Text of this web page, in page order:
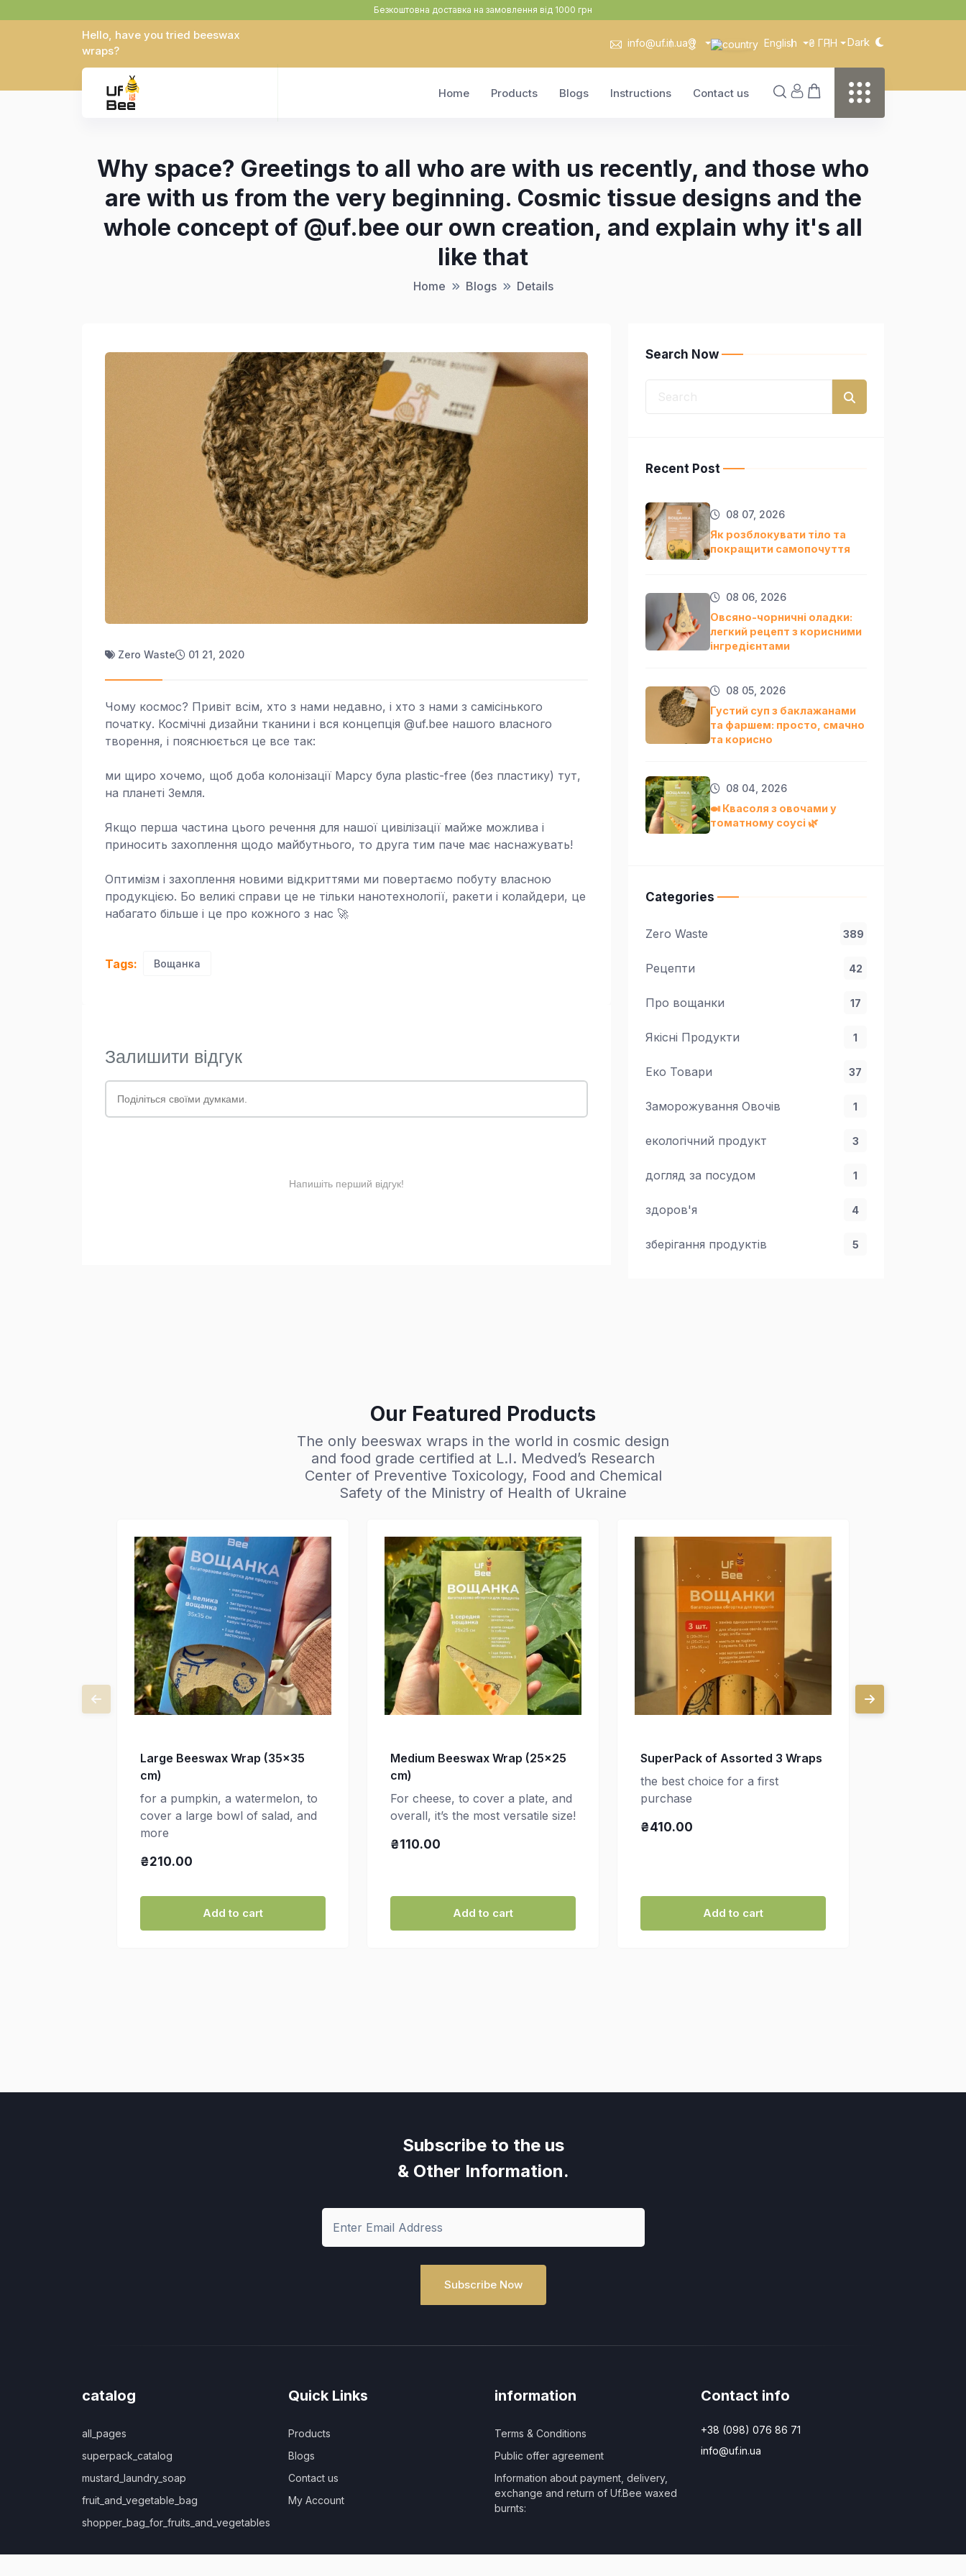
Безкоштовна доставка на замовлення від 1000 грн
Hello, have you tried beeswax
wraps?
info@uf.in.ua English ₴ ГРН Dark
Home Products Blogs Instructions Contact us
Why space? Greetings to all who are with us recently, and those who
are with us from the very beginning. Cosmic tissue designs and the
whole concept of @uf.bee our own creation, and explain why it's all
like that
Home Blogs Details
Zero Waste 01 21, 2020
Чому космос? Привіт всім, хто з нами недавно, і хто з нами з самісінького
початку. Космічні дизайни тканини і вся концепція @uf.bee нашого власного
творення, і пояснюється це все так:
ми щиро хочемо, щоб доба колонізації Марсу була plastic-free (без пластику) тут,
на планеті Земля.
Якщо перша частина цього речення для нашої цивілізації майже можлива і
приносить захоплення щодо майбутнього, то друга тим паче має наснажувать!
Оптимізм і захоплення новими відкриттями ми повертаємо побуту власною
продукцією. Бо великі справи це не тільки нанотехнології, ракети і колайдери, це
набагато більше і це про кожного з нас 🚀
Tags: Вощанка
Search Now
Recent Post
08 07, 2026
Як розблокувати тіло та
покращити самопочуття
08 06, 2026
Овсяно-чорничні оладки:
легкий рецепт з корисними
інгредієнтами
08 05, 2026
Густий суп з баклажанами
та фаршем: просто, смачно
та кориснo
08 04, 2026
🍛 Квасоля з овочами у
томатному соусі 🌿
Categories
Zero Waste 389
Рецепти 42
Про вощанки 17
Якісні Продукти 1
Еко Товари 37
Заморожування Овочів 1
екологічний продукт 3
догляд за посудом 1
здоров'я 4
зберігання продуктів 5
Our Featured Products
The only beeswax wraps in the world in cosmic design
and food grade certified at L.I. Medved’s Research
Center of Preventive Toxicology, Food and Chemical
Safety of the Ministry of Health of Ukraine
Large Beeswax Wrap (35x35
cm)
for a pumpkin, a watermelon, to
cover a large bowl of salad, and
more
₴210.00
Add to cart
Medium Beeswax Wrap (25×25
cm)
For cheese, to cover a plate, and
overall, it’s the most versatile size!
₴110.00
Add to cart
SuperPack of Assorted 3 Wraps
the best choice for a first
purchase
₴410.00
Add to cart
Subscribe to the us
& Other Information.
Subscribe Now
catalog
all_pages
superpack_catalog
mustard_laundry_soap
fruit_and_vegetable_bag
shopper_bag_for_fruits_and_vegetables
Quick Links
Products
Blogs
Contact us
My Account
information
Terms & Conditions
Public offer agreement
Information about payment, delivery,
exchange and return of Uf.Bee waxed
burnts:
Contact info
+38 (098) 076 86 71
info@uf.in.ua